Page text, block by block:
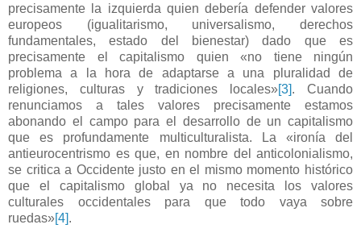
precisamente la izquierda quien debería defender valores
europeos (igualitarismo, universalismo, derechos
fundamentales, estado del bienestar) dado que es
precisamente el capitalismo quien «no tiene ningún
problema a la hora de adaptarse a una pluralidad de
religiones, culturas y tradiciones locales»[3]. Cuando
renunciamos a tales valores precisamente estamos
abonando el campo para el desarrollo de un capitalismo
que es profundamente multiculturalista. La «ironía del
antieurocentrismo es que, en nombre del anticolonialismo,
se critica a Occidente justo en el mismo momento histórico
que el capitalismo global ya no necesita los valores
culturales occidentales para que todo vaya sobre
ruedas»[4].